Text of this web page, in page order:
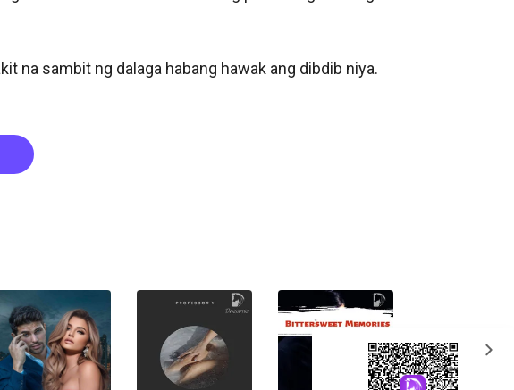
na sambit ng dalaga habang hawak ang dibdib niya.
expand_more